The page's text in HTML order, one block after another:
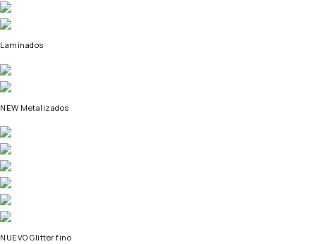
Laminados
NEW Metalizados
NUEVO Glitter fino